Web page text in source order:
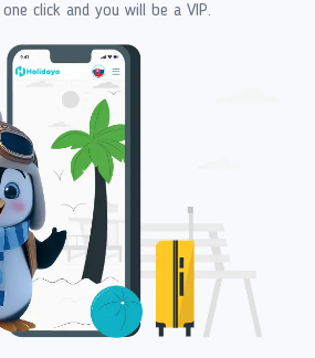
click and you will be a VIP.